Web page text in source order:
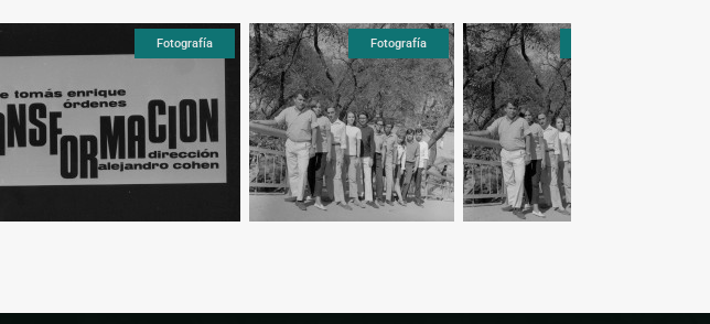
Fotografía Fotografía